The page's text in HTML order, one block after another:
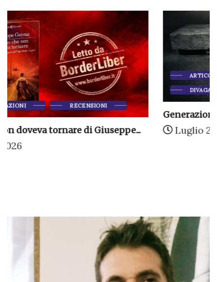
ARTICOLI DI MARTINO CIANO
DIVAGAZIONI
Generazione dopo generazione
Luglio 24, 2026